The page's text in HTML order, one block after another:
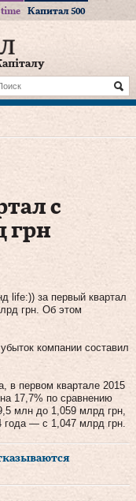
time Капитал 500
с
грн
life:)) за первый квартал
грн. Об этом
компании составил
в первом квартале 2015
17,7% по сравнению
млн до 1,059 млрд грн,
года — с 1,047 млрд грн.